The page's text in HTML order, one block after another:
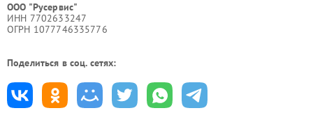
ООО "Русервис"
ИНН 7702633247
ОГРН 1077746335776
Поделиться в соц. сетях: